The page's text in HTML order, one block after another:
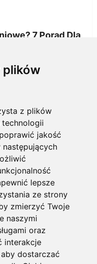
plików
z plików
jakość
lepsze
ze strony
zmierzyć Twoje
naszymi
oraz
interakcje
aby dostarczać
7 Porad Dla
dla firmy,
0